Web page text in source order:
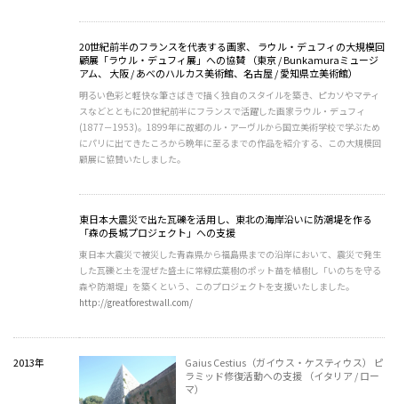
20世紀前半のフランスを代表する画家、 ラウル・デュフィの大規模回
顧展「ラウル・デュフィ展」への協賛 （東京 / Bunkamuraミュージ
アム、 大阪 / あべのハルカス美術館、名古屋 / 愛知県立美術館）
明るい色彩と軽快な筆さばきで描く独自のスタイルを築き、ピカソやマティ
スなどとともに20世紀前半にフランスで活躍した画家ラウル・デュフィ
(1877－1953)。1899年に故郷のル・アーヴルから国立美術学校で学ぶため
にパリに出てきたころから晩年に至るまでの作品を紹介する、この大規模回
顧展に協賛いたしました。
東日本大震災で出た瓦礫を活用し、東北の海岸沿いに防潮堤を作る
「森の長城プロジェクト」への支援
東日本大震災で被災した青森県から福島県までの沿岸において、震災で発生
した瓦礫と土を混ぜた盛土に常緑広葉樹のポット苗を植樹し「いのちを守る
森や防潮堤」を築くという、このプロジェクトを支援いたしました。
http://greatforestwall.com/
2013年
Gaius Cestius（ガイウス・ケスティウス） ピ
ラミッド修復活動への支援 （イタリア / ロー
マ）